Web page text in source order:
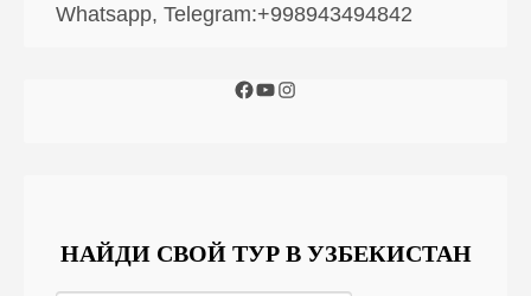
Whatsapp, Telegram:+998943494842
НАЙДИ СВОЙ ТУР В УЗБЕКИСТАН